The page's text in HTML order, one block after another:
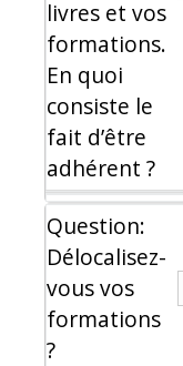
livres et vos
formations.
En quoi
consiste le
fait d’être
adhérent ?
Question:
Délocalisez-
vous vos
formations
?